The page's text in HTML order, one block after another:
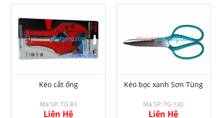
Kéo cắt ống
Mã SP: TG 83
Liên Hệ
Kéo bọc xanh Sơn Tùng
Mã SP: TG 130
Liên Hệ